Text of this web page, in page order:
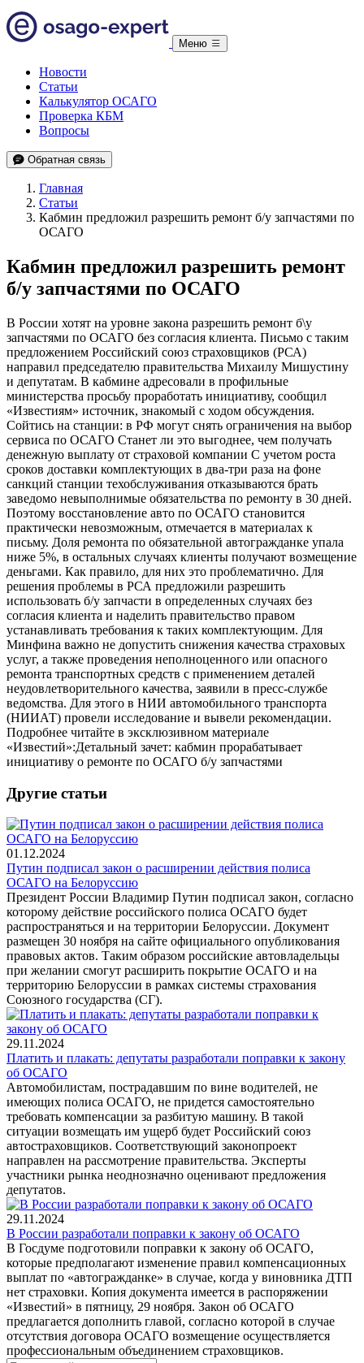
Меню
Новости
Статьи
Калькулятор ОСАГО
Проверка КБМ
Вопросы
Обратная связь
Главная
Статьи
Кабмин предложил разрешить ремонт б/у запчастями по
ОСАГО
Кабмин предложил разрешить ремонт
б/у запчастями по ОСАГО
В России хотят на уровне закона разрешить ремонт б\у
запчастями по ОСАГО без согласия клиента. Письмо с таким
предложением Российский союз страховщиков (РСА)
направил председателю правительства Михаилу Мишустину
и депутатам. В кабмине адресовали в профильные
министерства просьбу проработать инициативу, сообщил
«Известиям» источник, знакомый с ходом обсуждения.
Сойтись на станции: в РФ могут снять ограничения на выбор
сервиса по ОСАГО Станет ли это выгоднее, чем получать
денежную выплату от страховой компании С учетом роста
сроков доставки комплектующих в два-три раза на фоне
санкций станции техобслуживания отказываются брать
заведомо невыполнимые обязательства по ремонту в 30 дней.
Поэтому восстановление авто по ОСАГО становится
практически невозможным, отмечается в материалах к
письму. Доля ремонта по обязательной автогражданке упала
ниже 5%, в остальных случаях клиенты получают возмещение
деньгами. Как правило, для них это проблематично. Для
решения проблемы в РСА предложили разрешить
использовать б/у запчасти в определенных случаях без
согласия клиента и наделить правительство правом
устанавливать требования к таких комплектующим. Для
Минфина важно не допустить снижения качества страховых
услуг, а также проведения неполноценного или опасного
ремонта транспортных средств с применением деталей
неудовлетворительного качества, заявили в пресс-службе
ведомства. Для этого в НИИ автомобильного транспорта
(НИИАТ) провели исследование и вывели рекомендации.
Подробнее читайте в эксклюзивном материале
«Известий»:Детальный зачет: кабмин прорабатывает
инициативу о ремонте по ОСАГО б/у запчастями
Другие статьи
01.12.2024
Путин подписал закон о расширении действия полиса
ОСАГО на Белоруссию
Президент России Владимир Путин подписал закон, согласно
которому действие российского полиса ОСАГО будет
распространяться и на территории Белоруссии. Документ
размещен 30 ноября на сайте официального опубликования
правовых актов. Таким образом российские автовладельцы
при желании смогут расширить покрытие ОСАГО и на
территорию Белоруссии в рамках системы страхования
Союзного государства (СГ).
29.11.2024
Платить и плакать: депутаты разработали поправки к закону
об ОСАГО
Автомобилистам, пострадавшим по вине водителей, не
имеющих полиса ОСАГО, не придется самостоятельно
требовать компенсации за разбитую машину. В такой
ситуации возмещать им ущерб будет Российский союз
автостраховщиков. Соответствующий законопроект
направлен на рассмотрение правительства. Эксперты
участники рынка неоднозначно оценивают предложения
депутатов.
29.11.2024
В России разработали поправки к закону об ОСАГО
В Госдуме подготовили поправки к закону об ОСАГО,
которые предполагают изменение правил компенсационных
выплат по «автогражданке» в случае, когда у виновника ДТП
нет страховки. Копия документа имеется в распоряжении
«Известий» в пятницу, 29 ноября. Закон об ОСАГО
предлагается дополнить главой, согласно которой в случае
отсутствия договора ОСАГО возмещение осуществляется
профессиональным объединением страховщиков.